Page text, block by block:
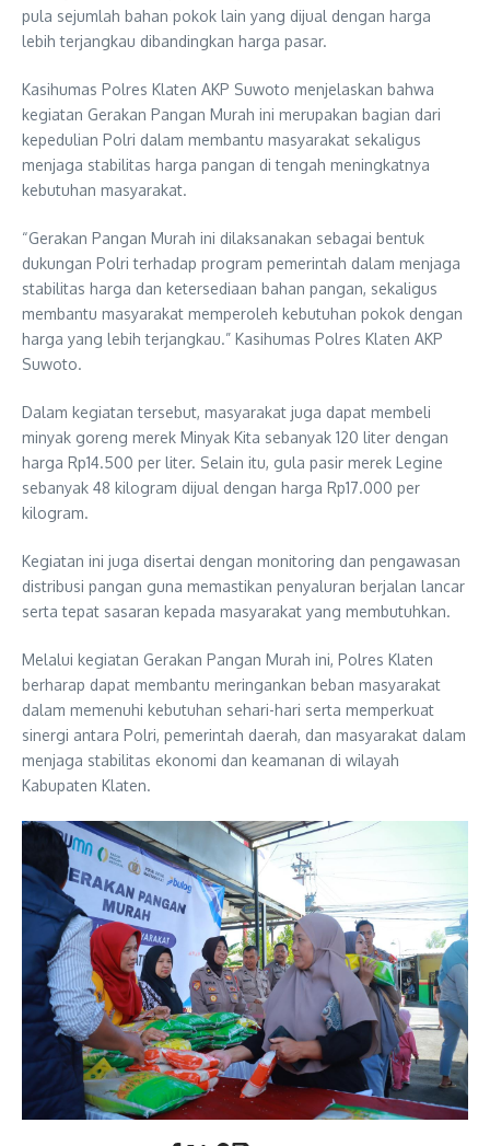
pula sejumlah bahan pokok lain yang dijual dengan harga
lebih terjangkau dibandingkan harga pasar.
Kasihumas Polres Klaten AKP Suwoto menjelaskan bahwa
kegiatan Gerakan Pangan Murah ini merupakan bagian dari
kepedulian Polri dalam membantu masyarakat sekaligus
menjaga stabilitas harga pangan di tengah meningkatnya
kebutuhan masyarakat.
“Gerakan Pangan Murah ini dilaksanakan sebagai bentuk
dukungan Polri terhadap program pemerintah dalam menjaga
stabilitas harga dan ketersediaan bahan pangan, sekaligus
membantu masyarakat memperoleh kebutuhan pokok dengan
harga yang lebih terjangkau.” Kasihumas Polres Klaten AKP
Suwoto.
Dalam kegiatan tersebut, masyarakat juga dapat membeli
minyak goreng merek Minyak Kita sebanyak 120 liter dengan
harga Rp14.500 per liter. Selain itu, gula pasir merek Legine
sebanyak 48 kilogram dijual dengan harga Rp17.000 per
kilogram.
Kegiatan ini juga disertai dengan monitoring dan pengawasan
distribusi pangan guna memastikan penyaluran berjalan lancar
serta tepat sasaran kepada masyarakat yang membutuhkan.
Melalui kegiatan Gerakan Pangan Murah ini, Polres Klaten
berharap dapat membantu meringankan beban masyarakat
dalam memenuhi kebutuhan sehari-hari serta memperkuat
sinergi antara Polri, pemerintah daerah, dan masyarakat dalam
menjaga stabilitas ekonomi dan keamanan di wilayah
Kabupaten Klaten.